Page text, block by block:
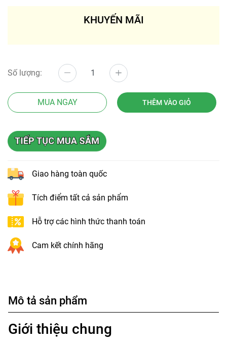
KHUYẾN MÃI
Số lượng:
MUA NGAY THÊM VÀO GIỎ
Giao hàng toàn quốc
Tích điểm tất cả sản phẩm
Hỗ trợ các hình thức thanh toán
Cam kết chính hãng
Mô tả sản phẩm
Giới thiệu chung